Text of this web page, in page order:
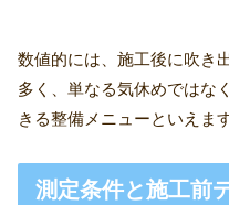
数値的には、施工後に吹き
多く、単なる気休めではな
きる整備メニューといえます
測定条件と施工前